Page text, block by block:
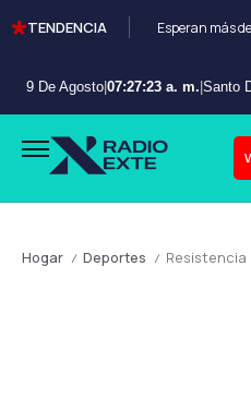
TENDENCIA
9 De Agosto 07:27:25 a. m. Santo
Hogar / Deportes / Resistencia : El